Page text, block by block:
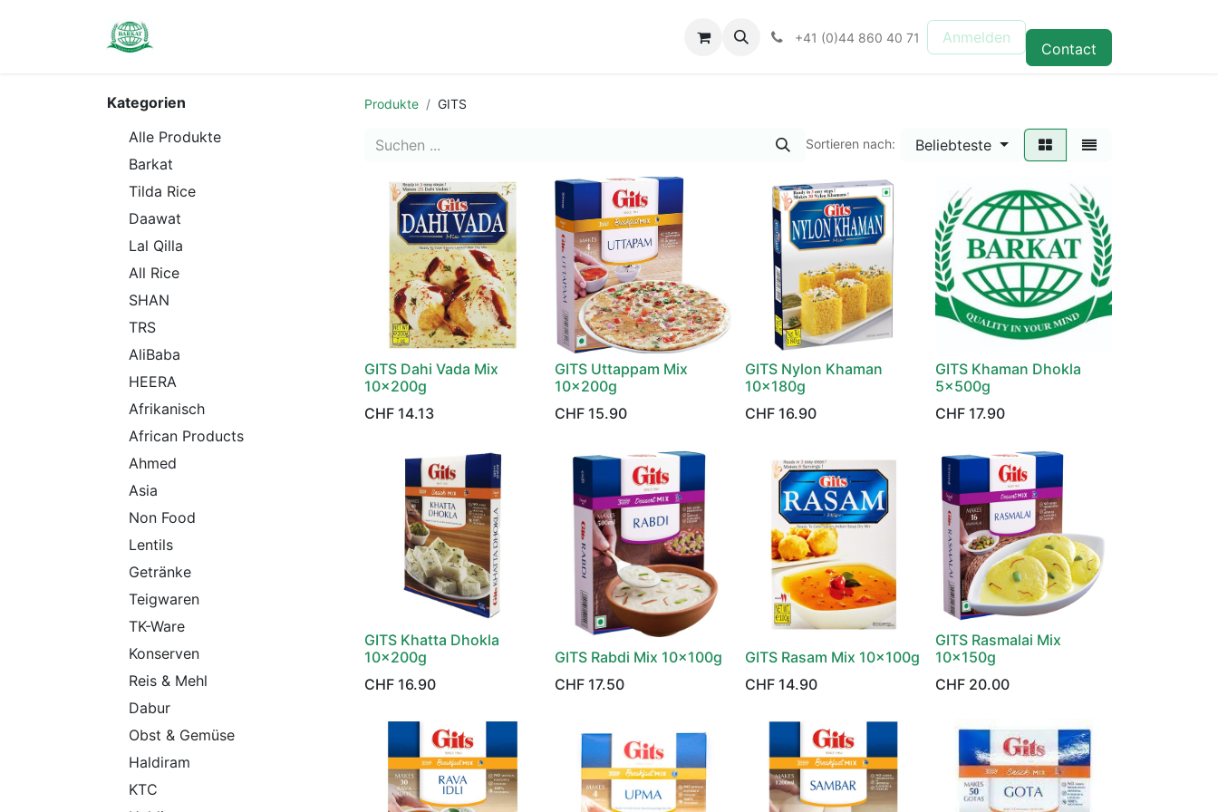
+41 (0)44 860 40 71 Anmelden
Contact
Kategorien
Alle Produkte
Barkat
Tilda Rice
Daawat
Lal Qilla
All Rice
SHAN
TRS
AliBaba
HEERA
Afrikanisch
African Products
Ahmed
Asia
Non Food
Lentils
Getränke
Teigwaren
TK-Ware
Konserven
Reis & Mehl
Dabur
Obst & Gemüse
Haldiram
KTC
Produkte GITS
Sortieren nach: Beliebteste
GITS Dahi Vada Mix
10x200g
CHF 14.13
GITS Uttappam Mix
10x200g
CHF 15.90
GITS Nylon Khaman
10x180g
CHF 16.90
GITS Khaman Dhokla
5x500g
CHF 17.90
GITS Khatta Dhokla
10x200g
CHF 16.90
GITS Rabdi Mix 10x100g
CHF 17.50
GITS Rasam Mix 10x100g
CHF 14.90
GITS Rasmalai Mix
10x150g
CHF 20.00